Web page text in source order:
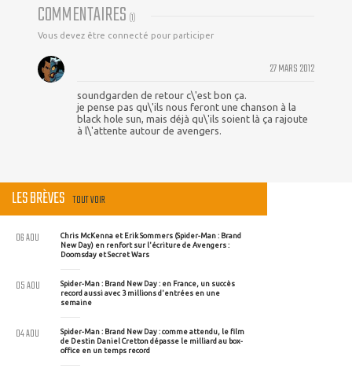
COMMENTAIRES (1)
Vous devez être connecté pour participer
27 MARS 2012
soundgarden de retour c\'est bon ça.
je pense pas qu\'ils nous feront une chanson à la
black hole sun, mais déjà qu\'ils soient là ça rajoute
à l\'attente autour de avengers.
LES BRÈVES TOUT VOIR
Chris McKenna et Erik Sommers (Spider-Man : Brand
New Day) en renfort sur l'écriture de Avengers :
Doomsday et Secret Wars
06 AOU
Spider-Man : Brand New Day : en France, un succès
record aussi avec 3 millions d'entrées en une
semaine
05 AOU
Spider-Man : Brand New Day : comme attendu, le film
de Destin Daniel Cretton dépasse le milliard au box-
office en un temps record
04 AOU